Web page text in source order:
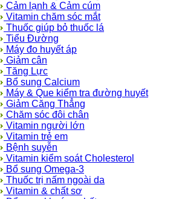
Cảm lạnh & Cảm cúm
Vitamin chăm sóc mắt
Thuốc giúp bỏ thuốc lá
Tiểu Đường
Máy đo huyết áp
Giảm cân
Tăng Lực
Bổ sung Calcium
Máy & Que kiểm tra đường huyết
Giảm Căng Thẳng
Chăm sóc đôi chân
Vitamin người lớn
Vitamin trẻ em
Bệnh suyễn
Vitamin kiểm soát Cholesterol
Bổ sung Omega-3
Thuốc trị nấm ngoài da
Vitamin & chất sơ